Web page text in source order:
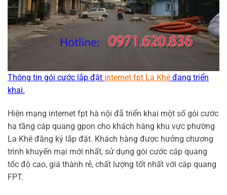
Thông tin gói cước lắp đặt internet fpt La Khê đang triển
khai.
Hiện mạng internet fpt hà nội đã triển khai một số gói cước
hạ tầng cáp quang gpon cho khách hàng khu vực phường
La Khê đăng ký lắp đặt. Khách hàng được hưởng chương
trình khuyến mại mới nhất, sử dụng gói cước cáp quang
tốc độ cao, giá thành rẻ, chất lượng tốt nhất với cáp quang
FPT.